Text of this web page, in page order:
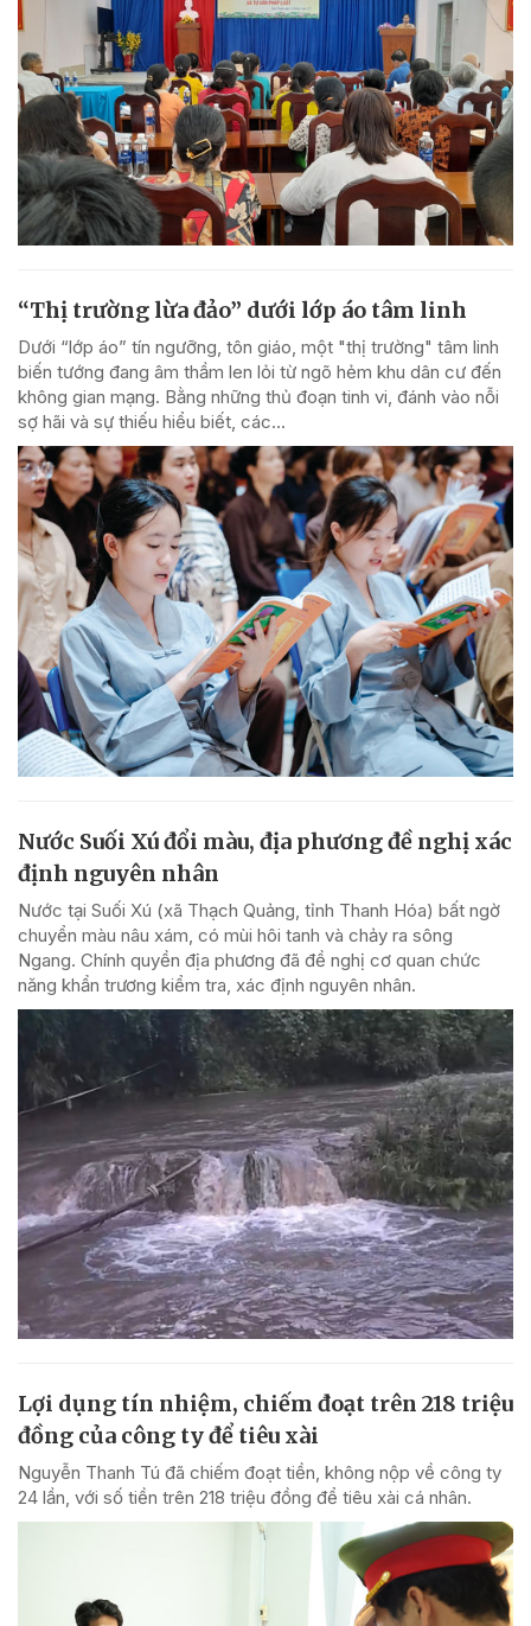
“Thị trường lừa đảo” dưới lớp áo tâm linh
Dưới “lớp áo” tín ngưỡng, tôn giáo, một "thị trường" tâm linh
biến tướng đang âm thầm len lỏi từ ngõ hẻm khu dân cư đến
không gian mạng. Bằng những thủ đoạn tinh vi, đánh vào nỗi
sợ hãi và sự thiếu hiểu biết, các...
Nước Suối Xú đổi màu, địa phương đề nghị xác
định nguyên nhân
Nước tại Suối Xú (xã Thạch Quảng, tỉnh Thanh Hóa) bất ngờ
chuyển màu nâu xám, có mùi hôi tanh và chảy ra sông
Ngang. Chính quyền địa phương đã đề nghị cơ quan chức
năng khẩn trương kiểm tra, xác định nguyên nhân.
Lợi dụng tín nhiệm, chiếm đoạt trên 218 triệu
đồng của công ty để tiêu xài
Nguyễn Thanh Tú đã chiếm đoạt tiền, không nộp về công ty
24 lần, với số tiền trên 218 triệu đồng để tiêu xài cá nhân.